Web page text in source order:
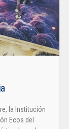
la Institución
Ecos del